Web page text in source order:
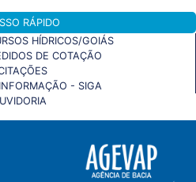
RÁPIDO
HÍDRICOS/GOIÁS
DE COTAÇÃO
- SIGA